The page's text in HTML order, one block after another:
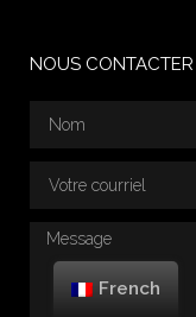
NOUS CONTACTER
French